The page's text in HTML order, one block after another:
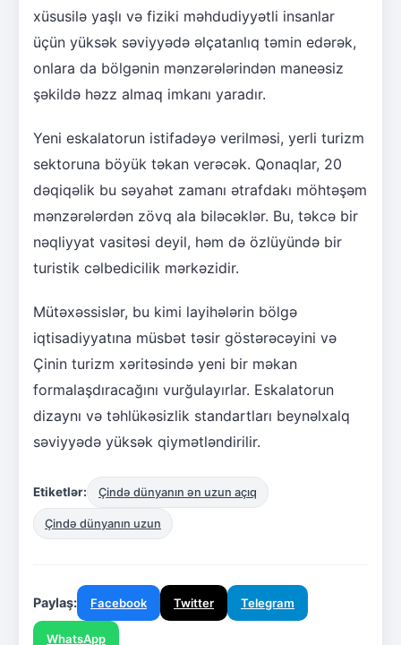
xüsusilə yaşlı və fiziki məhdudiyyətli insanlar
üçün yüksək səviyyədə əlçatanlıq təmin edərək,
onlara da bölgənin mənzərələrindən maneəsiz
şəkildə həzz almaq imkanı yaradır.
Yeni eskalatorun istifadəyə verilməsi, yerli turizm
sektoruna böyük təkan verəcək. Qonaqlar, 20
dəqiqəlik bu səyahət zamanı ətrafdakı möhtəşəm
mənzərələrdən zövq ala biləcəklər. Bu, təkcə bir
nəqliyyat vasitəsi deyil, həm də özlüyündə bir
turistik cəlbedicilik mərkəzidir.
Mütəxəssislər, bu kimi layihələrin bölgə
iqtisadiyyatına müsbət təsir göstərəcəyini və
Çinin turizm xəritəsində yeni bir məkan
formalaşdıracağını vurğulayırlar. Eskalatorun
dizaynı və təhlükəsizlik standartları beynəlxalq
səviyyədə yüksək qiymətləndirilir.
Etiketlər: Çində dünyanın ən uzun açıq
Çində dünyanın uzun
Paylaş: Facebook Twitter Telegram
WhatsApp